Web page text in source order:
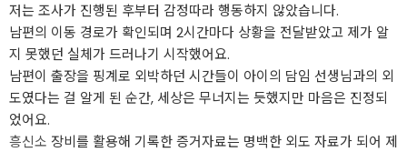
저는 조사가 진행된 후부터 감정따라 행동하지 않았습니다.
남편의 이동 경로가 확인되며 2시간마다 상황을 전달받았고 제가 알
지 못했던 실체가 드러나기 시작했어요.
남편이 출장을 핑계로 외박하던 시간들이 아이의 담임 선생님과의 외
도였다는 걸 알게 된 순간, 세상은 무너지는 듯했지만 마음은 진정되
었어요.
흥신소 장비를 활용해 기록한 증거자료는 명백한 외도 자료가 되어 제